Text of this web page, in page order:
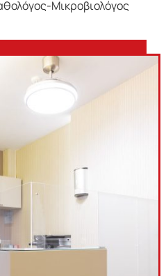
Μικροβιολόγος